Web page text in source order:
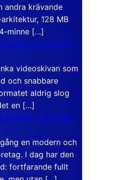
andra krävande
128 MB
minne […]
som visade
videoskivan som
och snabbare
aldrig slog
en […]
från tiden
en modern och
I dag har den
fortfarande fullt